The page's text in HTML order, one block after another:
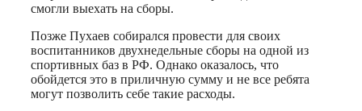
смогли выехать на сборы.
Позже Пухаев собирался провести для своих
воспитанников двухнедельные сборы на одной из
спортивных баз в РФ. Однако оказалось, что
обойдется это в приличную сумму и не все ребята
могут позволить себе такие расходы.